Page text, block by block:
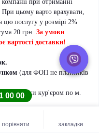
порівняти закладки
компанії при отриманні
При цьому варто врахувати,
послугу у розмірі 2%
20 грн. За умови
вартості доставки!
(для ФОП не платників
доставки кур'єром по м.
00 00